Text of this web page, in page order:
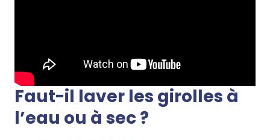
Faut-il laver les girolles à
l’eau ou à sec ?